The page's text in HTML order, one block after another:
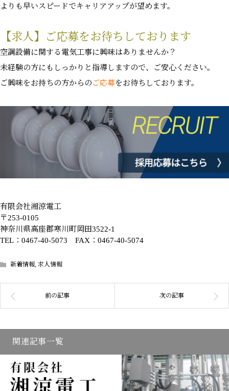
よりも早いスピードでキャリアアップが望めます。
【求人】ご応募をお待ちしております
空調設備に関する電気工事に興味はありませんか？
未経験の方にもしっかりと指導しますので、ご安心ください。
ご興味をお持ちの方からのご応募をお待ちしております。
有限会社湘涼電工
〒253-0105
神奈川県高座郡寒川町岡田3522-1
TEL：0467-40-5073 FAX：0467-40-5074
新着情報, 求人情報
関連記事一覧